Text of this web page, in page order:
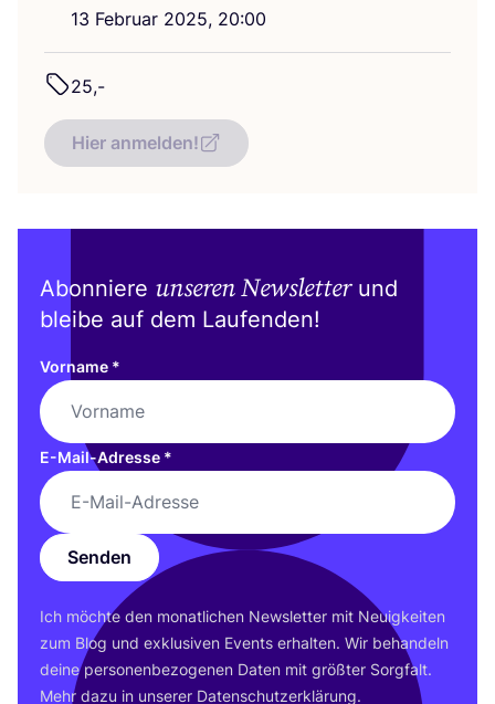
13 Febru­ar 2025, 20:00
25,-
Hier anmelden!
Abonniere unseren Newsletterund
bleibe auf dem Laufenden!
Vorname *
E-Mail-Adresse *
Senden
Ich möch­te den monat­li­chen News­let­ter mit Neu­ig­kei­ten
zum Blog und exklu­si­ven Events erhal­ten. Wir behan­deln
dei­ne per­so­nen­be­zo­ge­nen Daten mit größ­ter Sorg­falt.
Mehr dazu in unse­rer Daten­schutz­er­klä­rung.